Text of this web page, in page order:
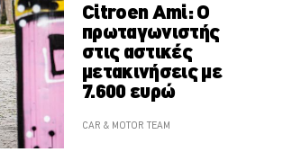
Citroen Ami: Ο
πρωταγωνιστής
στις αστικές
μετακινήσεις με
7.600 ευρώ
CAR & MOTOR TEAM